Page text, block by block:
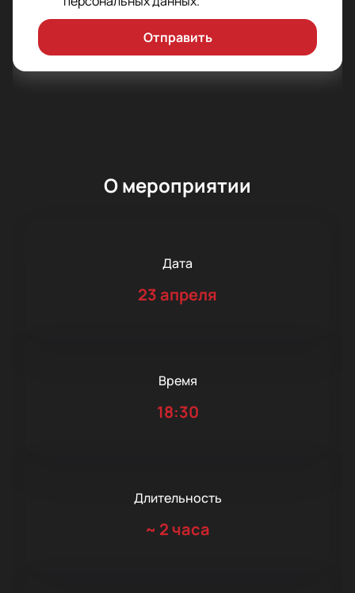
Отправить
О мероприятии
Дата
23 апреля
Время
18:30
Длительность
~ 2 часа